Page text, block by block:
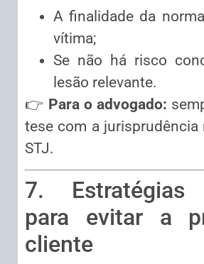
A finalidade da
vítima;
Se não há risco
lesão relevante.
👉 Para o advogado:
tese com a jurisprudência
STJ.
7. Estratégias
para evitar a
cliente